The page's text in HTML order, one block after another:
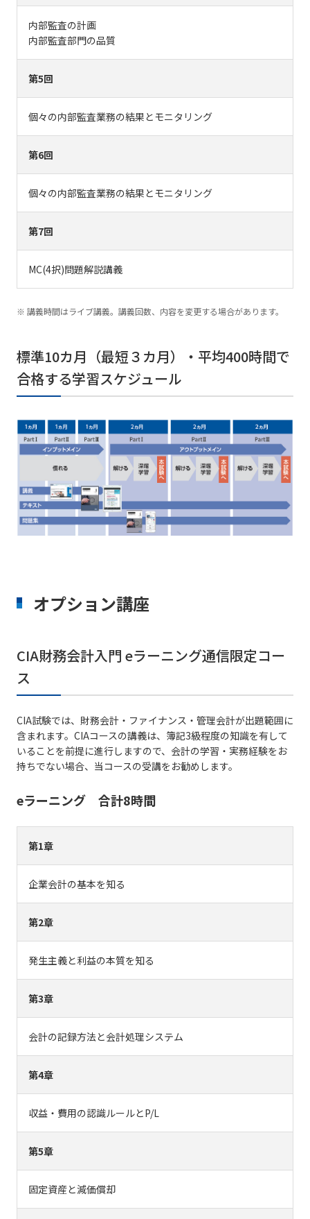
内部監査の計画
内部監査部門の品質
第5回
個々の内部監査業務の結果とモニタリング
第6回
個々の内部監査業務の結果とモニタリング
第7回
MC(4択)問題解説講義
講義時間はライブ講義。講義回数、内容を変更する場合があります。
標準10カ月（最短３カ月）・平均400時間で
合格する学習スケジュール
オプション講座
CIA財務会計入門 eラーニング通信限定コー
ス
CIA試験では、財務会計・ファイナンス・管理会計が出題範囲に
含まれます。CIAコースの講義は、簿記3級程度の知識を有して
いることを前提に進行しますので、会計の学習・実務経験をお
持ちでない場合、当コースの受講をお勧めします。
eラーニング 合計8時間
第1章
企業会計の基本を知る
第2章
発生主義と利益の本質を知る
第3章
会計の記録方法と会計処理システム
第4章
収益・費用の認識ルールとP/L
第5章
固定資産と減価償却